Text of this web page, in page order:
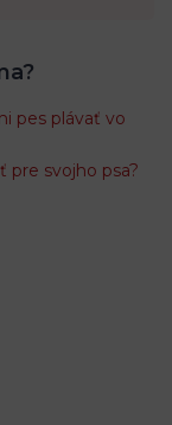
pes plávať vo
svojho psa?